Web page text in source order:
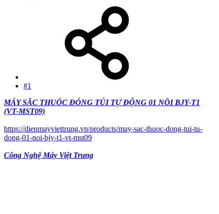
#1
MÁY SẮC THUỐC ĐÓNG TÚI TỰ ĐỘNG 01 NỒI BJY-T1
(VT-MST09)
https://dienmayviettrung.vn/products/may-sac-thuoc-dong-tui-tu-
dong-01-noi-bjy-t1-vt-mst09
Công Nghệ Máy Việt Trung